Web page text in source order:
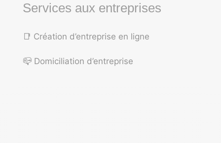
Services aux entreprises
📑 Création d’entreprise en ligne
📪 Domiciliation d’entreprise